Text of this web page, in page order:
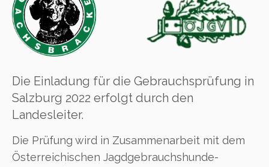
Die Einladung für die Gebrauchsprüfung in
Salzburg 2022 erfolgt durch den
Landesleiter.
Die Prüfung wird in Zusammenarbeit mit dem
Österreichischen Jagdgebrauchshunde-